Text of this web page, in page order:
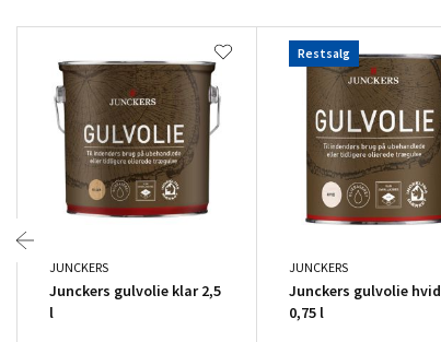
JUNCKERS
Junckers gulvolie klar 2,5
l
Restsalg
JUNCKERS
Junckers gulvolie hvid
0,75 l